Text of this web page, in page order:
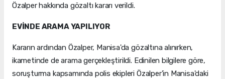
Özalper hakkında gözaltı kararı verildi.
EVİNDE ARAMA YAPILIYOR
Kararın ardından Özalper, Manisa'da gözaltına alınırken,
ikametinde de arama gerçekleştirildi. Edinilen bilgilere göre,
soruşturma kapsamında polis ekipleri Özalper'in Manisa'daki